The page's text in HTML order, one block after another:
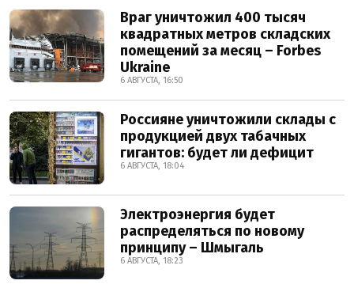
Враг уничтожил 400 тысяч
квадратных метров складских
помещений за месяц – Forbes
Ukraine
6 АВГУСТА, 16:50
Россияне уничтожили склады с
продукцией двух табачных
гигантов: будет ли дефицит
6 АВГУСТА, 18:04
Электроэнергия будет
распределяться по новому
принципу – Шмыгаль
6 АВГУСТА, 18:23